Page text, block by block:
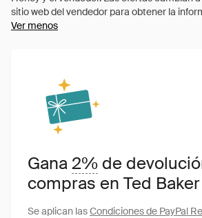
Ver menos
Gana2% de
compras en Ted
Se aplican lasCondiciones de PayPal